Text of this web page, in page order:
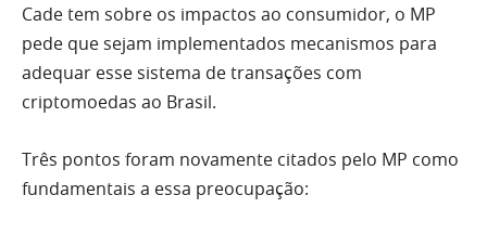
Cade tem sobre os impactos ao consumidor, o MP
pede que sejam implementados mecanismos para
adequar esse sistema de transações com
criptomoedas ao Brasil.
Três pontos foram novamente citados pelo MP como
fundamentais a essa preocupação: